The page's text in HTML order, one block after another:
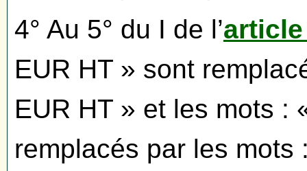
4° Au 5° du I de l’article
EUR HT » sont
EUR HT » et les mots :
remplacés par les mots